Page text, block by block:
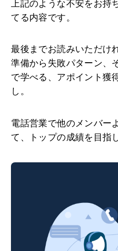
上記のような不安をお持
てる内容です。
最後までお読みいただけ
準備から失敗パターン、
で学べる、アポイント獲
し。
電話営業で他のメンバー
て、トップの成績を目指